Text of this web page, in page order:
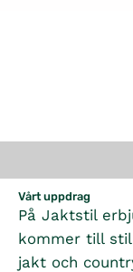
Vårt uppdrag
På Jaktstil
kommer till
jakt och